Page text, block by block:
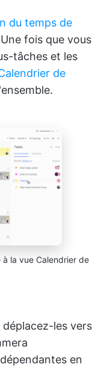
du temps de
fois que vous
tâches et les
de
la vue Calendrier de
les vers
en